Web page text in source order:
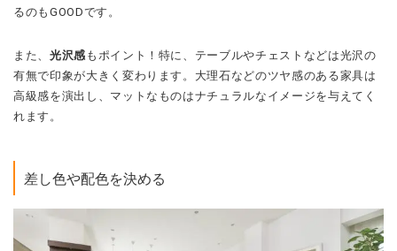
るのもGOODです。
また、 光沢感 もポイント！特に、テーブルやチェストなどは光沢の
有無で印象が大きく変わります。大理石などのツヤ感のある家具は
高級感を演出し、マットなものはナチュラルなイメージを与えてく
れます。
差し色や配色を決める